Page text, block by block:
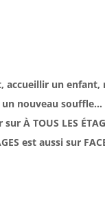
accueillir un enfant,
nouveau
À TOUS LES
est aussi sur